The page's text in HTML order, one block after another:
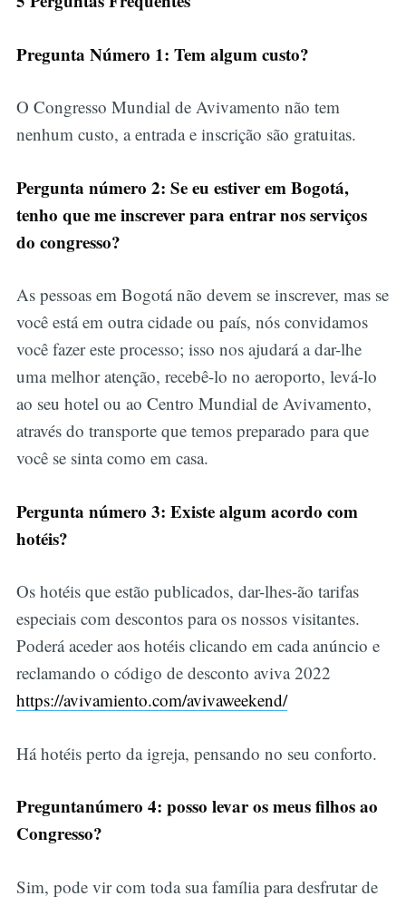
Pregunta Número 1: Tem algum custo?
O Congresso Mundial de Avivamento não tem
nenhum custo, a entrada e inscrição são gratuitas.
Pergunta número 2: Se eu estiver em Bogotá,
tenho que me inscrever para entrar nos serviços
do congresso?
As pessoas em Bogotá não devem se inscrever, mas se
você está em outra cidade ou país, nós convidamos
você fazer este processo; isso nos ajudará a dar-lhe
uma melhor atenção, recebê-lo no aeroporto, levá-lo
ao seu hotel ou ao Centro Mundial de Avivamento,
através do transporte que temos preparado para que
você se sinta como em casa.
Pergunta número 3: Existe algum acordo com
hotéis?
Os hotéis que estão publicados, dar-lhes-ão tarifas
especiais com descontos para os nossos visitantes.
Poderá aceder aos hotéis clicando em cada anúncio e
reclamando o código de desconto aviva 2022
https://avivamiento.com/avivaweekend/
Há hotéis perto da igreja, pensando no seu conforto.
Preguntanúmero 4: posso levar os meus filhos ao
Congresso?
Sim, pode vir com toda sua família para desfrutar de